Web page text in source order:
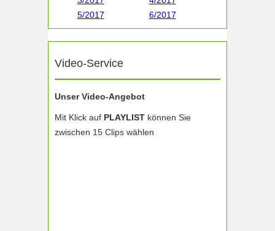
5/2017
6/2017
Video-Service
Unser Video-Angebot
Mit Klick auf PLAYLIST können Sie
zwischen 15 Clips wählen